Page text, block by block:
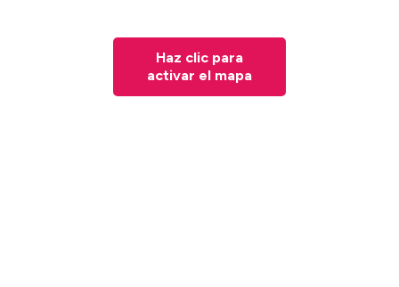
Haz clic para
activar el mapa